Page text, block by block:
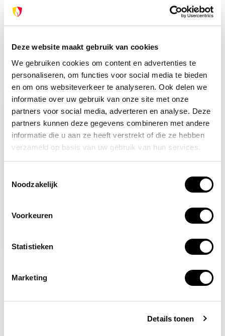
Deze website maakt gebruik van cookies
We gebruiken cookies om content en advertenties te
personaliseren, om functies voor social media te bieden
en om ons websiteverkeer te analyseren. Ook delen we
informatie over uw gebruik van onze site met onze
partners voor social media, adverteren en analyse. Deze
partners kunnen deze gegevens combineren met andere
informatie die u aan ze heeft verstrekt of die ze hebben
verzameld op basis van uw gebruik van hun services.
Noodzakelijk
Voorkeuren
Statistieken
Marketing
Details tonen
met onze klantenservice. We helpen je graag verder!
Recent bekeken
11,95